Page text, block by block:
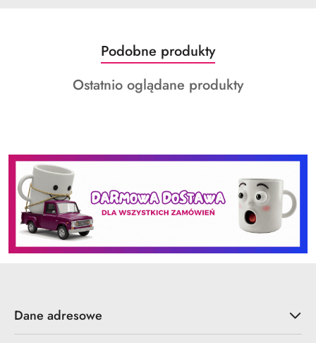
Pomiń karuzelę produktów
Produkty
o
statusie:
Podobne produkty
Produkty
Ostatnio oglądane produkty
Dane adresowe